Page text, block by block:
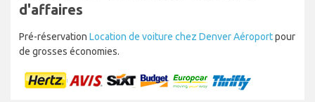
d'affaires
Pré-réservation Location de voiture chez Denver Aéroportpour
de grosses économies.